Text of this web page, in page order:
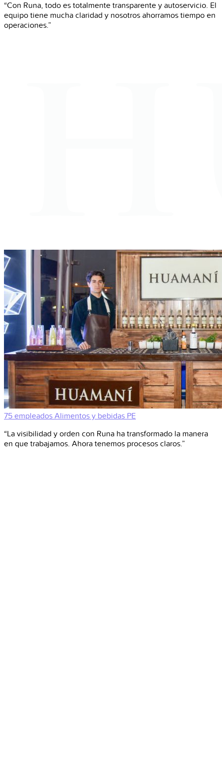
“Con Runa, todo es totalmente transparente y autoservicio. El
equipo tiene mucha claridad y nosotros ahorramos tiempo en
operaciones.”
75 empleados Alimentos y bebidas PE
“La visibilidad y orden con Runa ha transformado la manera
en que trabajamos. Ahora tenemos procesos claros.”